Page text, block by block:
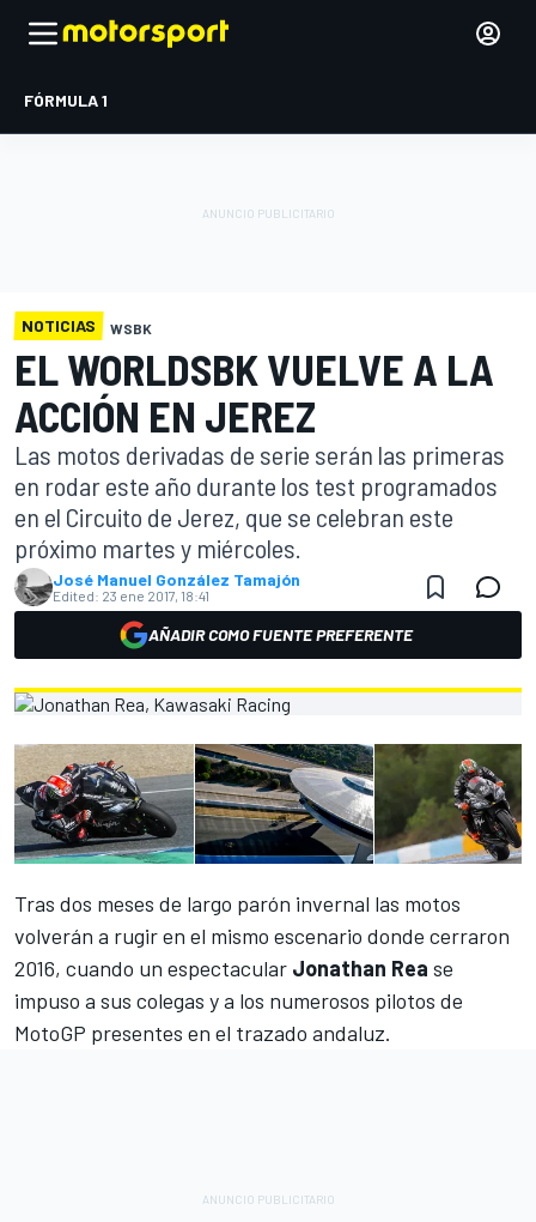
FÓRMULA 1
NOTICIAS WSBK
EL WORLDSBK VUELVE A LA
ACCIÓN EN JEREZ
Las motos derivadas de serie serán las primeras
en rodar este año durante los test programados
en el Circuito de Jerez, que se celebran este
próximo martes y miércoles.
José Manuel González Tamajón
Edited: 23 ene 2017, 18:41
AÑADIR COMO FUENTE PREFERENTE
Tras dos meses de largo parón invernal las motos
volverán a rugir en el mismo escenario donde cerraron
2016, cuando un espectacular Jonathan Rea se
impuso a sus colegas y a los numerosos pilotos de
MotoGP presentes en el trazado andaluz.